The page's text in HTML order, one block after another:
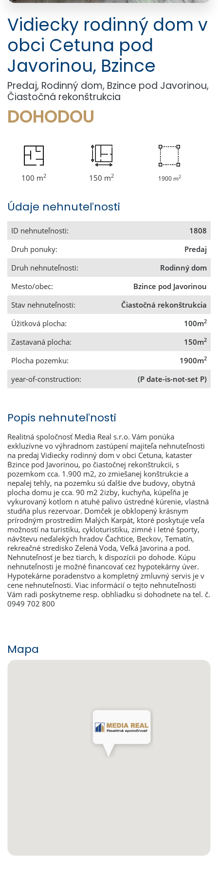
Vidiecky rodinný dom v
obci Cetuna pod
Javorinou, Bzince
Predaj, Rodinný dom, Bzince pod Javorinou,
Čiastočná rekonštrukcia
DOHODOU
100 m2 150 m2 1900 m2
Údaje nehnuteľnosti
ID nehnuteľnosti:
1808
Druh ponuky:
Predaj
Druh nehnuteľnosti:
Rodinný dom
Mesto/obec:
Bzince pod Javorinou
Stav nehnuteľnosti:
Čiastočná rekonštrukcia
Úžitková plocha:
100m2
Zastavaná plocha: 150m2
Plocha pozemku: 1900m2
year-of-construction: (P date-is-not-set P)
Popis nehnuteľnosti
Realitná spoločnosť Media Real s.r.o. Vám ponúka
exkluzívne vo výhradnom zastúpení majiteľa nehnuteľnosti
na predaj Vidiecky rodinný dom v obci Cetuna, kataster
Bzince pod Javorinou, po čiastočnej rekonštrukcii, s
pozemkom cca. 1.900 m2, zo zmiešanej konštrukcie a
nepalej tehly, na pozemku sú ďalšie dve budovy, obytná
plocha domu je cca. 90 m2 2izby, kuchyňa, kúpeľňa je
vykurovaný kotlom n atuhé palivo ústredné kúrenie, vlastná
studňa plus rezervoar. Domček je obklopený krásnym
prírodným prostredím Malých Karpát, ktoré poskytuje veľa
možností na turistiku, cykloturistiku, zimné i letné športy,
návštevu neďalekých hradov Čachtice, Beckov, Tematín,
rekreačné stredisko Zelená Voda, Veľká Javorina a pod.
Nehnuteľnosť je bez tiarch, k dispozícii po dohode. Kúpu
nehnuteľnosti je možné financovať cez hypotekárny úver.
Hypotekárne poradenstvo a kompletný zmluvný servis je v
cene nehnuteľnosti. Viac informácií o tejto nehnuteľnosti
Vám radi poskytneme resp. obhliadku si dohodnete na tel. č.
0949 702 800
Mapa